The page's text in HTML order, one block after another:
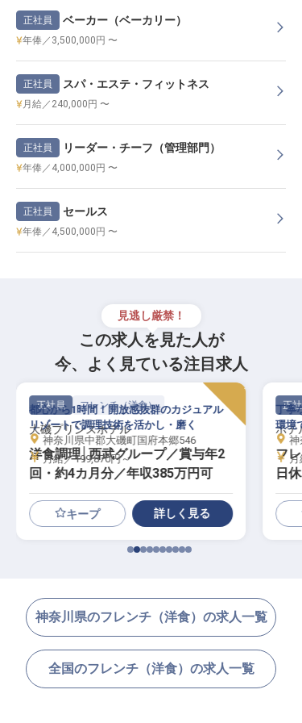
正社員 ベーカー（ベーカリー）
年俸／3,500,000円 〜
正社員 スパ・エステ・フィットネス
月給／240,000円 〜
正社員 リーダー・チーフ（管理部門）
年俸／4,000,000円 〜
正社員 セールス
年俸／4,500,000円 〜
見逃し厳禁！
この求人を見た人が
今、よく見ている注目求人
正社員 フレンチ（洋食）
大磯プリンスホテル
洋食調理│西武グループ／賞与年2
回・約4カ月分／年収385万円可
都心から1時間！開放感抜群のカジュアル
リゾートで調理技術を活かし・磨く
神奈川県中郡大磯町国府本郷546
月給／199,870円～
キープ 詳しく見る
正社
ホテ
フ
日
手当
丁寧
環境
神
月
神奈川県のフレンチ（洋食）の求人一覧
全国のフレンチ（洋食）の求人一覧